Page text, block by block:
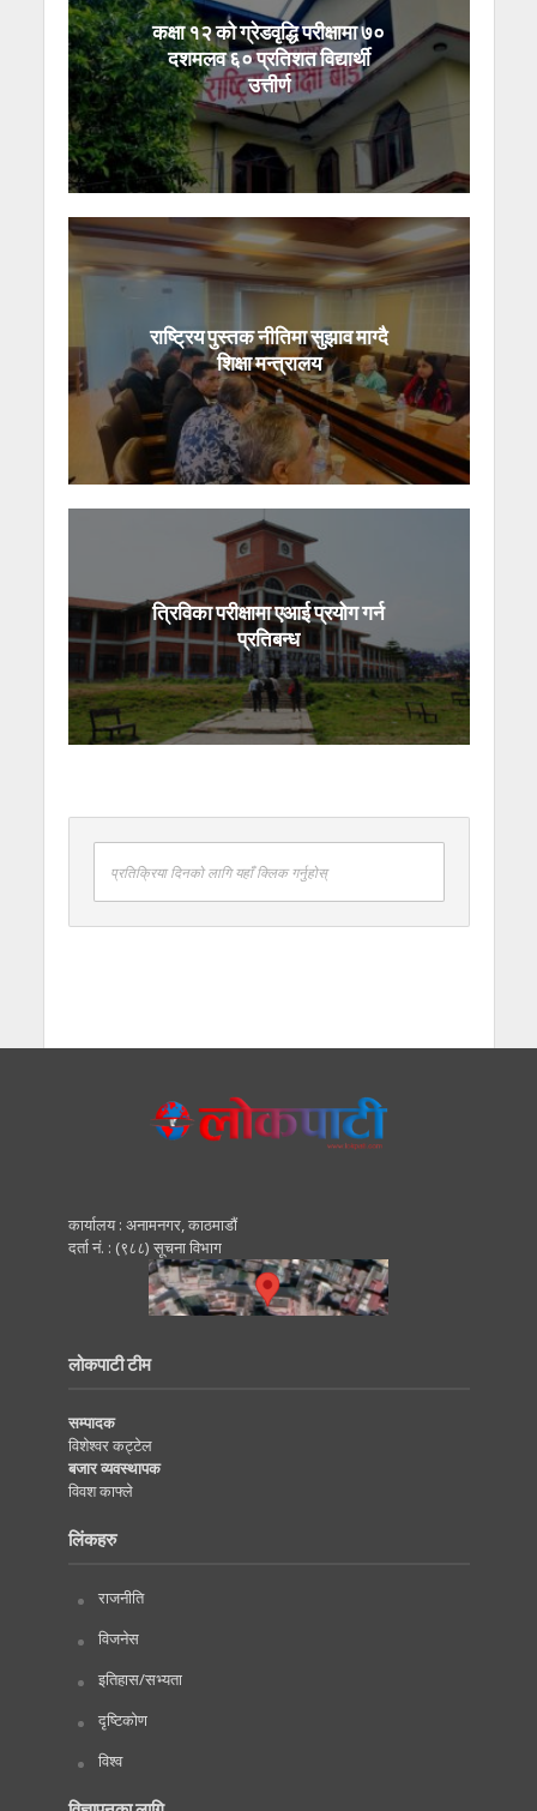
कक्षा १२ को ग्रेडवृद्धि परीक्षामा ७०
दशमलव ६० प्रतिशत विद्यार्थी
उत्तीर्ण
राष्ट्रिय पुस्तक नीतिमा सुझाव माग्दै
शिक्षा मन्त्रालय
त्रिविका परीक्षामा एआई प्रयोग गर्न
प्रतिबन्ध
प्रतिक्रिया दिनको लागि यहाँ क्लिक गर्नुहोस्
कार्यालय : अनामनगर, काठमाडाैं
दर्ता नं. : (९८८) सूचना विभाग
लोकपाटी टीम
सम्पादक
विशेश्वर कट्टेल
बजार व्यवस्थापक
विवश काफ्ले
लिंकहरु
राजनीति
विजनेस
इतिहास/सभ्यता
दृष्टिकोण
विश्व